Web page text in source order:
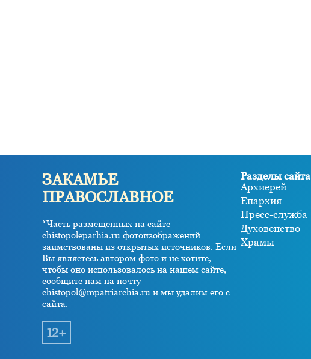
ЗАКАМЬЕ
ПРАВОСЛАВНОЕ
*Часть размещенных на сайте
chistopoleparhia.ru фотоизображений
заимствованы из открытых источников. Если
Вы являетесь автором фото и не хотите,
чтобы оно использовалось на нашем сайте,
сообщите нам на почту
chistopol@mpatriarchia.ru и мы удалим его с
сайта.
12+
Разделы сайта
Архиерей
Епархия
Пресс-служба
Духовенство
Храмы